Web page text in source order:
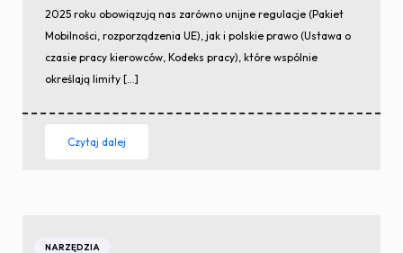
2025 roku obowiązują nas zarówno unijne regulacje (Pakiet
Mobilności, rozporządzenia UE), jak i polskie prawo (Ustawa o
czasie pracy kierowców, Kodeks pracy), które wspólnie
określają limity […]
Czytaj dalej
NARZĘDZIA